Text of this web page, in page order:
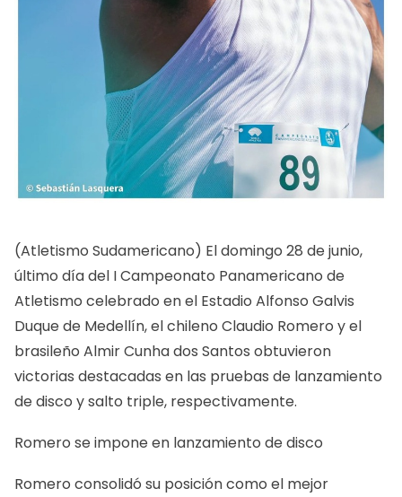
(Atletismo Sudamericano) El domingo 28 de junio,
último día del I Campeonato Panamericano de
Atletismo celebrado en el Estadio Alfonso Galvis
Duque de Medellín, el chileno Claudio Romero y el
brasileño Almir Cunha dos Santos obtuvieron
victorias destacadas en las pruebas de lanzamiento
de disco y salto triple, respectivamente.
Romero se impone en lanzamiento de disco
Romero consolidó su posición como el mejor